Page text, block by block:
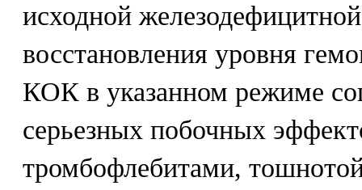
исходной
восстановления уровня
КОК в указанном режиме
серьезных побочных
тромбофлебитами,